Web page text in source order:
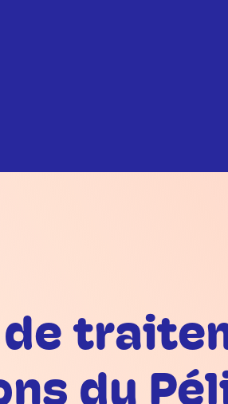
de
du